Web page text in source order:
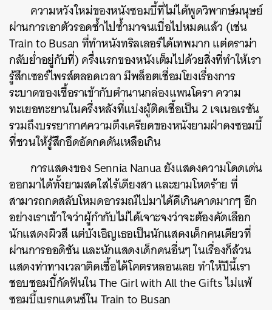
ความหวังใหม่ของหนังซอมบี้ที่ไม่ได้พูดวิพากษ์มนุษย์
ผ่านการเอาตัวรอดซ้ำไปซ้ำมาจนเบื่อไปหมดแล้ว (เช่น
Train to Busan ที่ทำหนังทริลเลอร์ได้เทพมาก แต่ดราม่า
กลับย่ำอยู่กับที่) ครึ่งแรกของหนังเต็มไปด้วยสิ่งที่ทำให้เรา
รู้สึกเซอร์ไพรส์ตลอดเวลา มีพล็อตเชื่อมโยงเรื่องการ
ระบาดของเชื้อราเข้ากับตำนานกล่องแพนโดรา ความ
ทะเยอทะยานในครึ่งหลังที่แบ่งผู้ติดเชื้อเป็น 2 เจเนอเรชัน
รวมถึงบรรยากาศความตึงเครียดของหนังยามฝ่าดงซอมบี้
ที่ชวนให้รู้สึกอึดอัดกดดันเหลือเกิน
การแสดงของ Sennia Nanua ยังแสดงความโดดเด่น
ออกมาได้ทั้งยามสดใสไร้เดียงสา และยามโหดร้าย ที่
สามารถกดสลับโหมดอารมณ์ไปมาได้ดีเกินคาดมากๆ อีก
อย่างเราเข้าใจว่าผู้กำกับไม่ได้เจาะจงว่าจะต้องคัดเลือก
นักแสดงผิวสี แต่บังเอิญเธอเป็นนักแสดงเด็กคนเดียวที่
ผ่านการออดิชัน และนักแสดงเด็กคนอื่นๆ ในเรื่องก็ล้วน
แสดงท่าทางเวลาติดเชื้อได้โคตรหลอนเลย ทำให้ปีนี้เรา
ชอบซอมบี้กัดฟันใน The Girl with All the Gifts ไม่แพ้
ซอมบี้เบรกแดนซ์ใน Train to Busan